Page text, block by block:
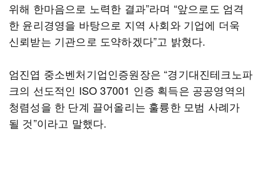
위해 한마음으로 노력한 결과”라며 “앞으로도 엄격
한 윤리경영을 바탕으로 지역 사회와 기업에 더욱
신뢰받는 기관으로 도약하겠다”고 밝혔다.
엄진엽 중소벤처기업인증원장은 “경기대진테크노파
크의 선도적인 ISO 37001 인증 획득은 공공영역의
청렴성을 한 단계 끌어올리는 훌륭한 모범 사례가
될 것”이라고 말했다.